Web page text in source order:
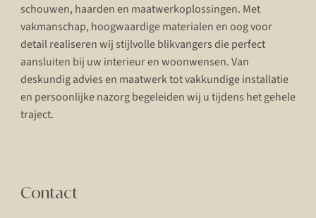
schouwen, haarden en maatwerkoplossingen. Met
vakmanschap, hoogwaardige materialen en oog voor
detail realiseren wij stijlvolle blikvangers die perfect
aansluiten bij uw interieur en woonwensen. Van
deskundig advies en maatwerk tot vakkundige installatie
en persoonlijke nazorg begeleiden wij u tijdens het gehele
traject.
Contact